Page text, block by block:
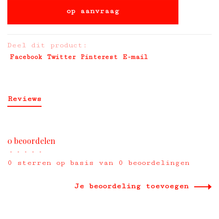
op aanvraag
Deel dit product:
Facebook Twitter Pinterest E-mail
Reviews
0 beoordelen
• • • • •
0 sterren op basis van 0 beoordelingen
Je beoordeling toevoegen